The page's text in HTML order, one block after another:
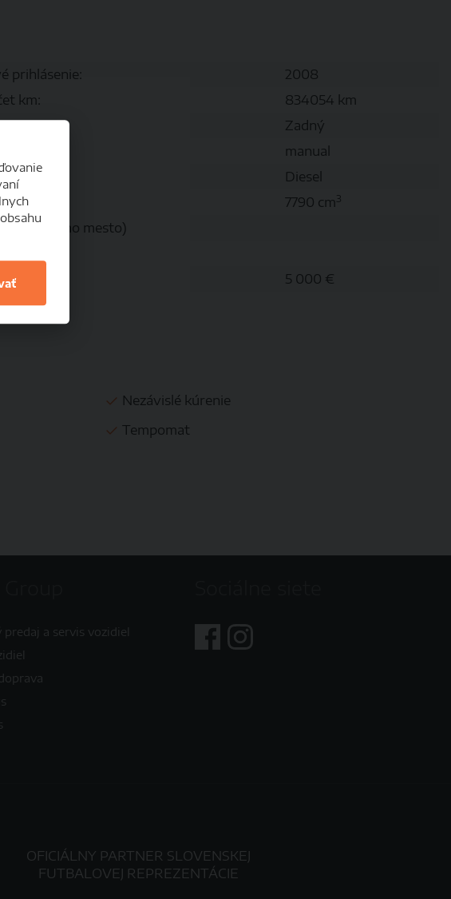
prihlásenie:
2008
km:
834054 km
Zadný
manual
Diesel
7790 cm3
(mimo mesto)
cena: 5 000 €
Nezávislé kúrenie
Tempomat
a servis vozidiel
OFICIÁLNY PARTNER SLOVENSKEJ
FUTBALOVEJ REPREZENTÁCIE